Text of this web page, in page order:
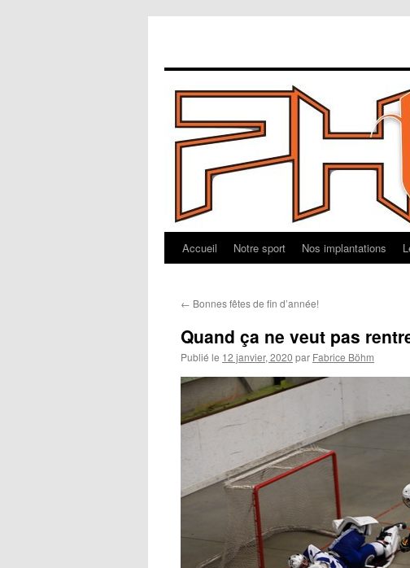
Aller
contenu
Accueil Notre sport Nos implantations
← Bonnes fêtes de fin d’année!
Quand ça ne veut pas
Publié le 12 janvier, 2020 par Fabrice Böhm